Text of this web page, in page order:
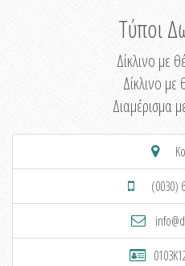
Τύποι
Δίκλινο με
Δίκλινο
Διαμέρισμα
(0030)